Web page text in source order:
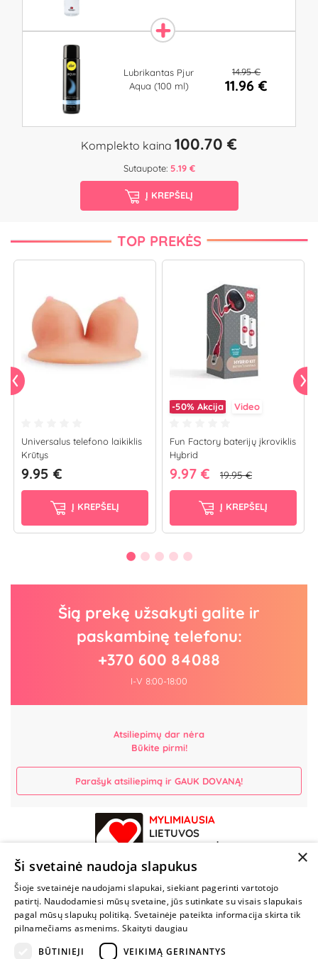
Lubrikantas Pjur
Aqua (100 ml)
14.95 €
11.96 €
Komplekto kaina 100.70 €
Sutaupote: 5.19 €
Į KREPŠELĮ
TOP PREKĖS
Universalus telefono laikiklis
Krūtys
9.95 €
Į KREPŠELĮ
-50% Akcija Video
Fun Factory baterijų įkroviklis
Hybrid
9.97 € 19.95 €
Į KREPŠELĮ
Šią prekę užsakyti galite ir
paskambinę telefonu:
+370 600 84088
I-V 8:00-18:00
Atsiliepimų dar nėra
Būkite pirmi!
Parašyk atsiliepimą ir GAUK DOVANĄ!
MYLIMIAUSIA
LIETUVOS
ELEKTRONINĖ
PARDUOTUVĖ
NENUSTOK
ŽAISTI
+370 600 84088
×
Ši svetainė naudoja slapukus
Šioje svetainėje naudojami slapukai, siekiant pagerinti vartotojo
patirtį. Naudodamiesi mūsų svetaine, jūs sutinkate su visais slapukais
pagal mūsų slapukų politiką. Svetainėje pateikta informacija skirta tik
pilnamečiams asmenims. Skaityti daugiau
BŪTINIEJI
VEIKIMĄ GERINANTYS